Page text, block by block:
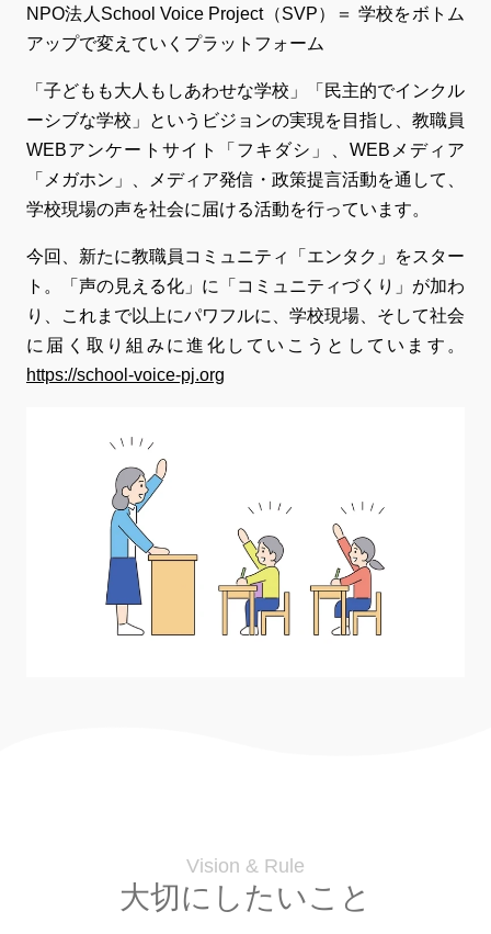
NPO法人School Voice Project（SVP）＝ 学校をボトム
アップで変えていくプラットフォーム
「子どもも大人もしあわせな学校」「民主的でインクル
ーシブな学校」というビジョンの実現を目指し、教職員
WEBアンケートサイト「フキダシ」、WEBメディア
「メガホン」、メディア発信・政策提言活動を通して、
学校現場の声を社会に届ける活動を行っています。
今回、新たに教職員コミュニティ「エンタク」をスター
ト。「声の見える化」に「コミュニティづくり」が加わ
り、これまで以上にパワフルに、学校現場、そして社会
に届く取り組みに進化していこうとしています。
https://school-voice-pj.org
Vision & Rule
大切にしたいこと